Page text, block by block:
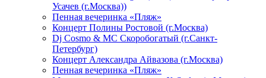
Усачев (г.Москва))
Пенная вечеринка «Пляж»
Концерт Полины Ростовой (г.Москва)
Dj Cosmo & МС Скоробогатый (г.Санкт-
Петербург)
Концерт Александра Айвазова (г.Москва)
Пенная вечеринка «Пляж»